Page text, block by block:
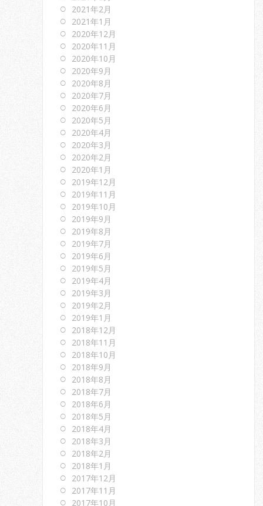
2021年2月
2021年1月
2020年12月
2020年11月
2020年10月
2020年9月
2020年8月
2020年7月
2020年6月
2020年5月
2020年4月
2020年3月
2020年2月
2020年1月
2019年12月
2019年11月
2019年10月
2019年9月
2019年8月
2019年7月
2019年6月
2019年5月
2019年4月
2019年3月
2019年2月
2019年1月
2018年12月
2018年11月
2018年10月
2018年9月
2018年8月
2018年7月
2018年6月
2018年5月
2018年4月
2018年3月
2018年2月
2018年1月
2017年12月
2017年11月
2017年10月